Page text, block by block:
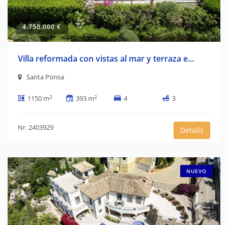
4.750.000 €
Villa reformada con vistas al mar y terraza e...
Santa Ponsa
1150 m2 393 m2 4 3
Nr. 2403929 Details
NUEVO